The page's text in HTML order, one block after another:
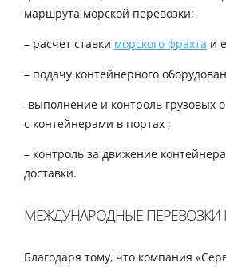
маршрута морской перевозки;
– расчет ставки морского фрахта и
– подачу контейнерного
-выполнение и контроль грузовых
с контейнерами в портах ;
– контроль за движение
доставки.
МЕЖДУНАРОДНЫЕ ПЕРЕВОЗКИ
Благодаря тому, что компания